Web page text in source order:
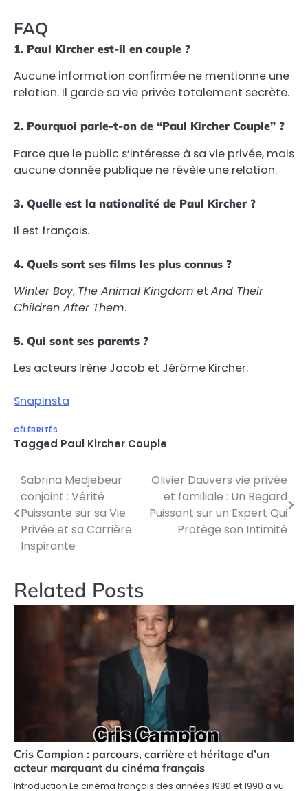
FAQ
1. Paul Kircher est-il en couple ?
Aucune information confirmée ne mentionne une
relation. Il garde sa vie privée totalement secrète.
2. Pourquoi parle-t-on de “Paul Kircher Couple” ?
Parce que le public s’intéresse à sa vie privée, mais
aucune donnée publique ne révèle une relation.
3. Quelle est la nationalité de Paul Kircher ?
Il est français.
4. Quels sont ses films les plus connus ?
Winter Boy, The Animal Kingdom et And Their
Children After Them.
5. Qui sont ses parents ?
Les acteurs Irène Jacob et Jérôme Kircher.
Snapinsta
CÉLÉBRITÉS
Tagged Paul Kircher Couple
Post
navigation
Sabrina Medjebeur
conjoint : Vérité
Puissante sur sa Vie
Privée et sa Carrière
Inspirante
Olivier Dauvers vie privée
et familiale : Un Regard
Puissant sur un Expert Qui
Protège son Intimité
Related Posts
Cris Campion : parcours, carrière et héritage d’un
acteur marquant du cinéma français
Introduction Le cinéma français des années 1980 et 1990 a vu